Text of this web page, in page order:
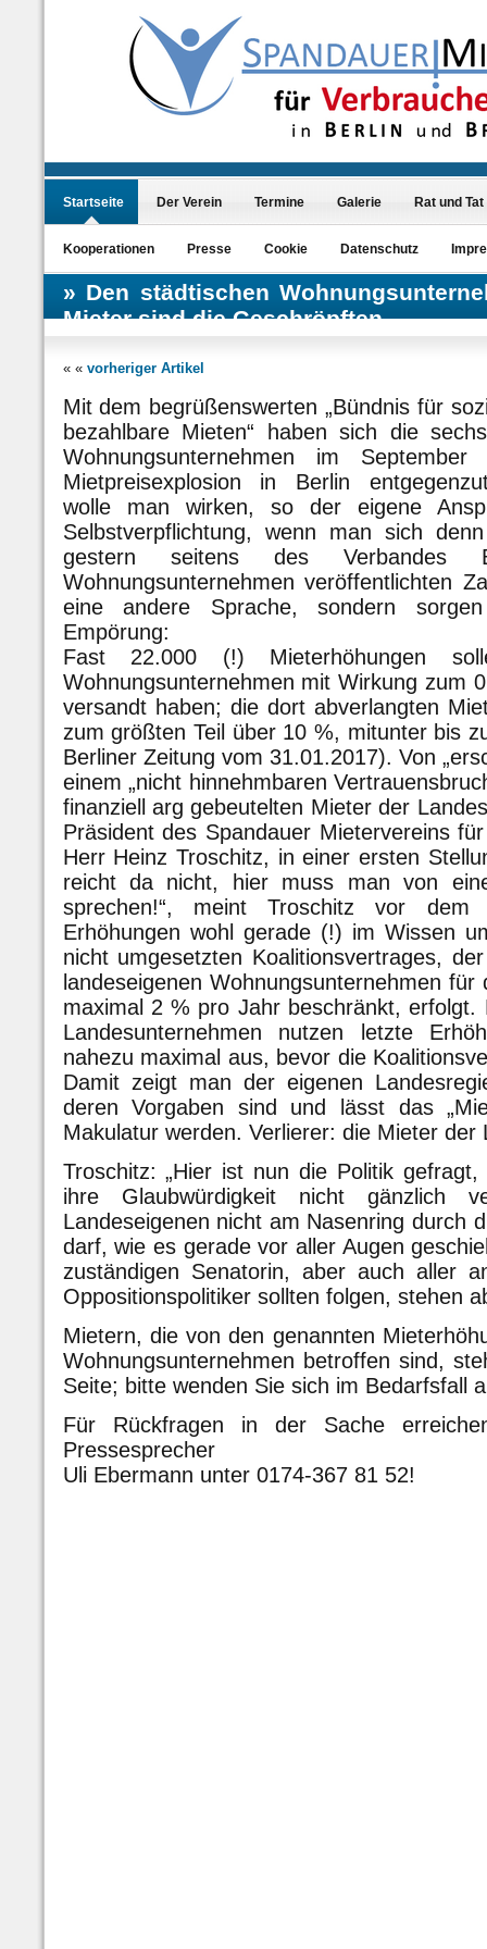
Startseite Der Verein Termine Galerie Rat und Tat
Kooperationen Presse Cookie Datenschutz
Den städtischen
Mieter sind die Geschröpften
« « vorheriger Artikel
Mit dem begrüßenswerten „Bündnis für
bezahlbare Mieten“ haben sich die
Wohnungsunternehmen im
Mietpreisexplosion in Berlin
wolle man wirken, so der eigene
Selbstverpflichtung, wenn man sich
gestern seitens des Verbandes
Wohnungsunternehmen veröffentlichten
eine andere Sprache, sondern
Empörung:
Fast 22.000 (!) Mieterhöhungen
Wohnungsunternehmen mit Wirkung zum
versandt haben; die dort abverlangten
zum größten Teil über 10 %, mitunter bis
Berliner Zeitung vom 31.01.2017). Von
einem „nicht hinnehmbaren
finanziell arg gebeutelten Mieter der
Präsident des Spandauer Mietervereins
Herr Heinz Troschitz, in einer ersten
reicht da nicht, hier muss man von
sprechen!“, meint Troschitz vor dem
Erhöhungen wohl gerade (!) im Wissen
nicht umgesetzten Koalitionsvertrages,
landeseigenen Wohnungsunternehmen
maximal 2 % pro Jahr beschränkt, erfolgt.
Landesunternehmen nutzen letzte
nahezu maximal aus, bevor die
Damit zeigt man der eigenen
deren Vorgaben sind und lässt das
Makulatur werden. Verlierer: die Mieter der
Troschitz: „Hier ist nun die Politik
ihre Glaubwürdigkeit nicht gänzlich
Landeseigenen nicht am Nasenring durch
darf, wie es gerade vor aller Augen
zuständigen Senatorin, aber auch aller
Oppositionspolitiker sollten folgen, stehen
Mietern, die von den genannten
Wohnungsunternehmen betroffen sind,
Seite; bitte wenden Sie sich im Bedarfsfall
Für Rückfragen in der Sache
Pressesprecher
Uli Ebermann unter 0174-367 81 52!